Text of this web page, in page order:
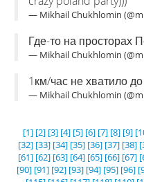
— Mikhail Chukhlomin
Где-то на просторах
— Mikhail Chukhlomin
1км/час не хватило
— Mikhail Chukhlomin
[1] [2] [3] [4] [5] [6] [7] [8] [9]
[32] [33] [34] [35] [36] [37] [38]
[61] [62] [63] [64] [65] [66] [67]
[90] [91] [92] [93] [94] [95] [96]